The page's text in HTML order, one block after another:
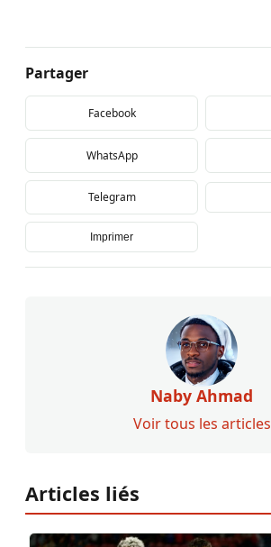
Partager
Facebook
WhatsApp
Telegram
Imprimer
Naby Ahmad
Voir tous les articles
Articles liés